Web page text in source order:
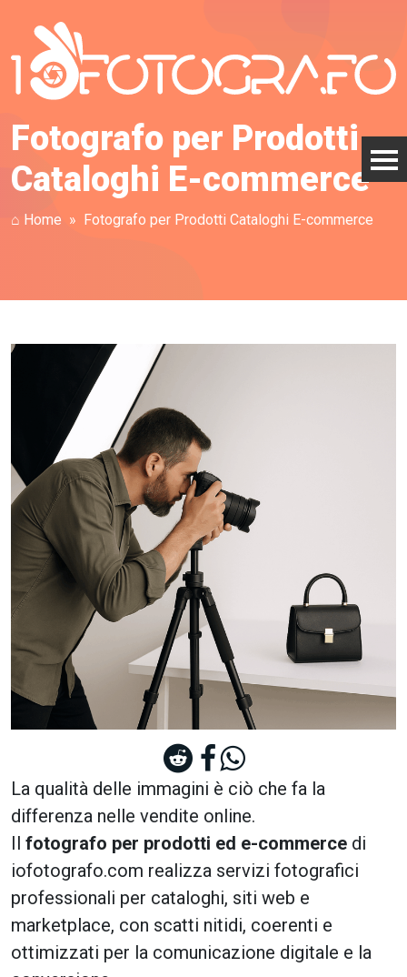
Fotografo per Prodotti
Cataloghi E-commerce
⌂ Home Fotografo per Prodotti Cataloghi E-commerce
La qualità delle immagini è ciò che fa la
differenza nelle vendite online.
Il fotografo per prodotti ed e-commerce di
iofotografo.com realizza servizi fotografici
professionali per cataloghi, siti web e
marketplace, con scatti nitidi, coerenti e
ottimizzati per la comunicazione digitale e la